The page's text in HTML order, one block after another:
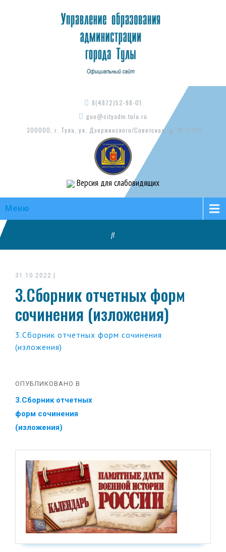
8(4872)52-98-01
guo@cityadm.tula.ru
300000, г. Тула, ул. Дзержинского/Советская, д. 15-17/73
Версия для слабовидящих
Меню
31.10.2022
3.Сборник отчетных форм
сочинения (изложения)
3.Сборник отчетных форм сочинения
(изложения)
ОПУБЛИКОВАНО В
3.Сборник отчетных
форм сочинения
(изложения)